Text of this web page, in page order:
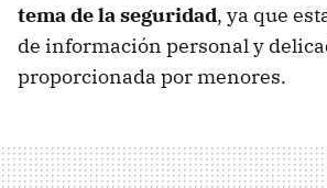
tema de la seguridad, ya que
de información personal y
proporcionada por menores.